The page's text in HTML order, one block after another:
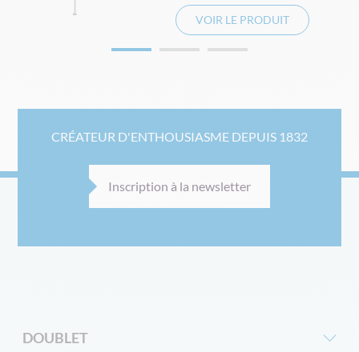
VOIR LE PRODUIT
CRÉATEUR D'ENTHOUSIASME DEPUIS 1832
Inscription à la newsletter
DOUBLET